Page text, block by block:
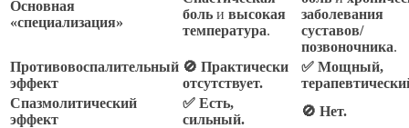
Основная
«специализация»
боль и высокая
температура.
заболевания
суставов/
позвоночника.
Противовоспалительный
эффект
🚫 Практически
отсутствует.
✅ Мощный,
Спазмолитический
эффект
✅ Есть,
сильный.
🚫 Нет.